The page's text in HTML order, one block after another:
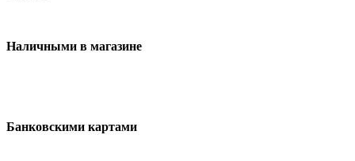
Наличными в магазине
Банковскими картами